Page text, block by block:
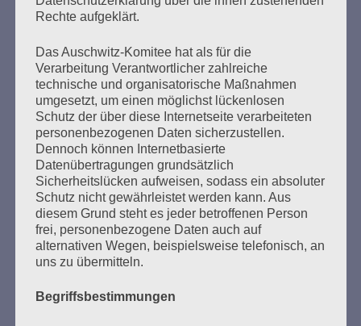
Seitennummerierung
der
Beiträge
Zurück 21
Ihr habt keine Schuld an dieser Zeit. Aber ihr macht
euch schuldig, wenn ihr nichts über diese Zeit
wissen wollt. Ihr müsst alles wissen, was damals
geschah. Und warum es geschah.
Esther Bejarano
Rechte aufgeklärt.
Das Auschwitz-Komitee hat als für die
Verarbeitung Verantwortlicher zahlreiche
technische und organisatorische Maßnahmen
umgesetzt, um einen möglichst lückenlosen
Schutz der über diese Internetseite verarbeiteten
personenbezogenen Daten sicherzustellen.
Dennoch können Internetbasierte
Datenübertragungen grundsätzlich
Sicherheitslücken aufweisen, sodass ein absoluter
Schutz nicht gewährleistet werden kann. Aus
diesem Grund steht es jeder betroffenen Person
frei, personenbezogene Daten auch auf
alternativen Wegen, beispielsweise telefonisch, an
uns zu übermitteln.
Begriffsbestimmungen